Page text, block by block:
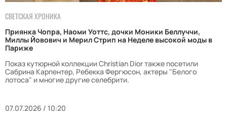
СВЕТСКАЯ ХРОНИКА
Приянка Чопра, Наоми Уоттс, дочки Моники Беллуччи,
Миллы Йовович и Мерил Стрип на Неделе высокой моды в
Париже
Показ кутюрной коллекции Christian Dior также посетили
Сабрина Карпентер, Ребекка Фергюсон, актеры "Белого
лотоса" и многие другие селебрити.
07.07.2026 / 10:20